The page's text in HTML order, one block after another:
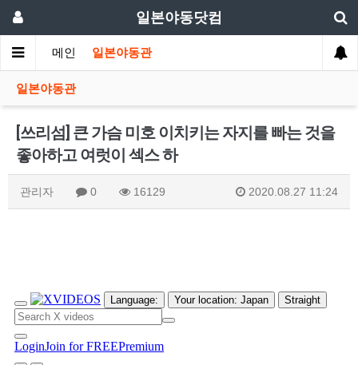
일본야동닷컴
메인 일본야동관
일본야동관
[쓰리섬] 큰 가슴 미호 이치키는 자지를 빠는 것을
좋아하고 여럿이 섹스 하
관리자 0 16129 2020.08.27 11:24